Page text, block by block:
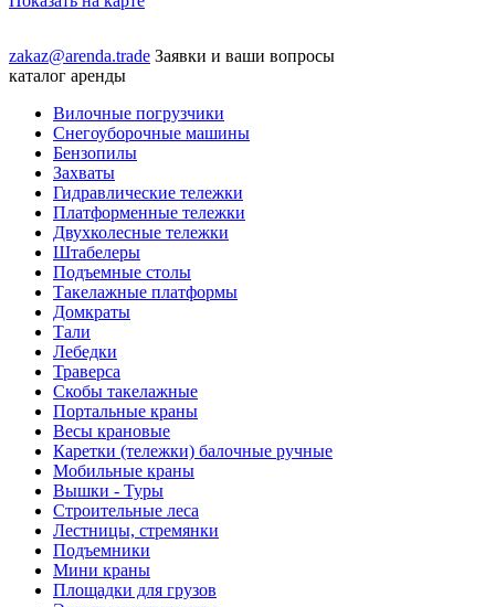
zakaz@arenda.trade Заявки и ваши вопросы
каталог аренды
Вилочные погрузчики
Снегоуборочные машины
Бензопилы
Захваты
Гидравлические тележки
Платформенные тележки
Двухколесные тележки
Штабелеры
Подъемные столы
Такелажные платформы
Домкраты
Тали
Лебедки
Траверса
Скобы такелажные
Портальные краны
Весы крановые
Каретки (тележки) балочные ручные
Мобильные краны
Вышки - Туры
Строительные леса
Лестницы, стремянки
Подъемники
Мини краны
Площадки для грузов